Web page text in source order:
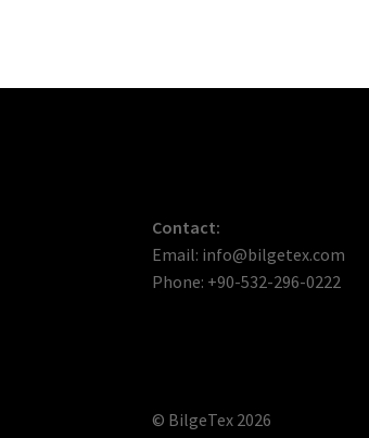
Contact:
Email: info@bilgetex.com
Phone: +90-532-296-0222
© BilgeTex 2026